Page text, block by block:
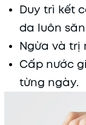
Duy trì kết
da luôn
Ngừa và trị
Cấp nước
từng ngày.